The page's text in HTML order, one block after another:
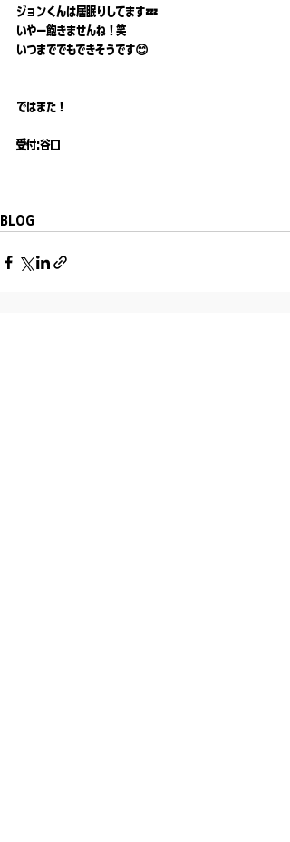
ジョンくんは居眠りしてます💤
いやー飽きませんね！笑
いつまででもできそうです😊
ではまた！
受付:谷口
BLOG